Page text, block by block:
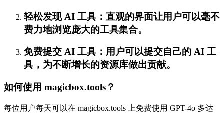
轻松发现 AI 工具：直观的界面让用户可以毫不
费力地浏览庞大的工具集合。
免费提交 AI 工具：用户可以提交自己的 AI 工
具，为不断增长的资源库做出贡献。
如何使用 magicbox.tools？
每位用户每天可以在 magicbox.tools 上免费使用 GPT-4o 多达